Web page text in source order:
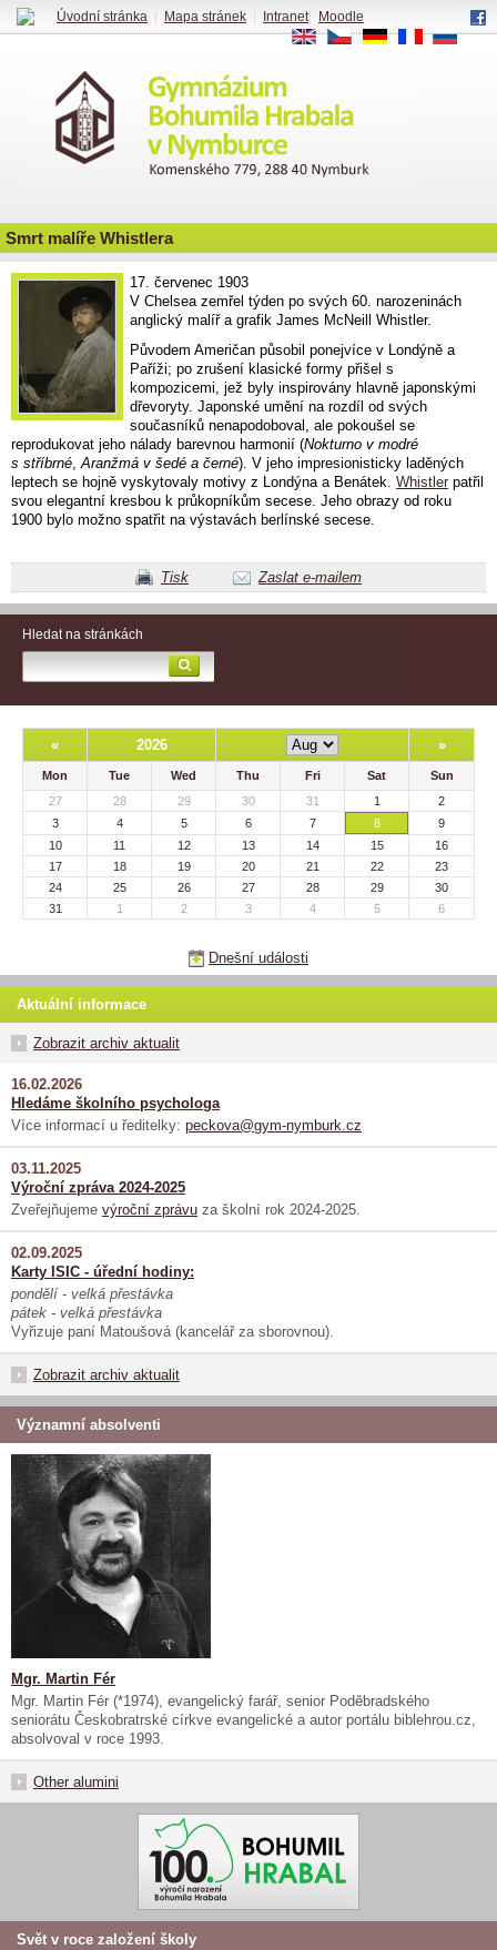
Smrt malíře Whistlera
17. červenec 1903
V Chelsea zemřel týden po svých 60. narozeninách
anglický malíř a grafik James McNeill Whistler.
Původem Američan působil ponejvíce v Londýně a
Paříži; po zrušení klasické formy přišel s
kompozicemi, jež byly inspirovány hlavně japonskými
dřevoryty. Japonské umění na rozdíl od svých
současníků nenapodoboval, ale pokoušel se
reprodukovat jeho nálady barevnou harmonií (Nokturno v modré
s stříbrné,Aranžmá v šedé a černé). V jeho impresionisticky laděných
leptech se hojně vyskytovaly motivy z Londýna a Benátek. Whistler patřil
svou elegantní kresbou k průkopníkům secese. Jeho obrazy od roku
1900 bylo možno spatřit na výstavách berlínské secese.
Tisk Zaslat e-mailem
Hledat na stránkách
« 2026 »
Mon Tue Wed Thu Fri Sat
Sun
27
28 29 30 31 1
2
3
4 5 6 7 8
9
10
11 12 13 14 15
16
17
18 19 20 21 22
23
24
25 26 27 28 29
30
31
1 2 3 4 5 6
Dnešní události
Aktuální informace
Zobrazit archiv aktualit
16.02.2026
Hledáme školního psychologa
Více informací u ředitelky: peckova@gym-nymburk.cz
03.11.2025
Výroční zpráva 2024-2025
Zveřejňujeme výroční zprávu za školní rok 2024-2025.
02.09.2025
Karty ISIC - úřední hodiny:
pondělí - velká přestávka
pátek - velká přestávka
Vyřizuje paní Matoušová (kancelář za sborovnou).
Zobrazit archiv aktualit
Významní absolventi
Mgr. Martin Fér
Mgr. Martin Fér (*1974), evangelický farář, senior Poděbradského
seniorátu Českobratrské církve evangelické a autor portálu biblehrou.cz,
absolvoval v roce 1993.
Other alumini
Svět v roce založení školy
Úvodní stránka Mapa stránek Intranet|
Moodle
EN
CS DE FR RU